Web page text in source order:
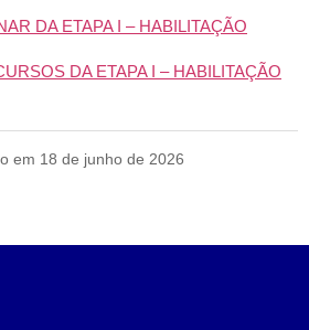
DA ETAPA I – HABILITAÇÃO
DA ETAPA I – HABILITAÇÃO
em 18 de junho de 2026